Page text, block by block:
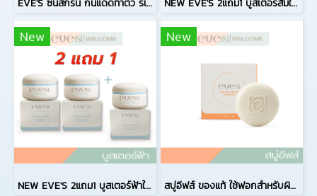
EVE'S ซันสกรีน กันแดดทาตัว รีเฟรชชิ่ง เอนฮานซ์ SPF50++ PA++++ บอดี้โลชั่นที่ช่วยปกป้องผิวจากรังสี UVA และ UVB ไม่ทำให้ผิวหมองคล้ำ NEW EVE'S 2แถม1 บูสเตอร์ส้มใหม่ สูตรใหม่ล่าสุด ครีมอีฟส์ Booster Up White Body Cream ผิวกระจ่างใส
New
NEW EVE'S 2แถม1 บูสเตอร์ฟ้าใหม่ สูตรใหม่ล่าสุด ครีมอีฟส์ คุณแม่ตั้งครรภ์สำหรับคนท้อง
New
สบู่อีฟส์ ของแท้ ใช้ฟอกสำหรับผิวกายเท่านั้น ไม่แนะนำใช้กับผิวหน้า สบู่ผิวกาย ช่วยปรับผิวกายให้กระจ่างใส